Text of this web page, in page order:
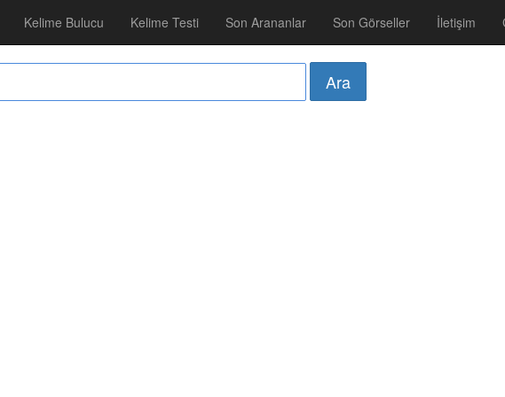
Kelime Bulucu Kelime Testi Son Arananlar Son Görseller İletişim